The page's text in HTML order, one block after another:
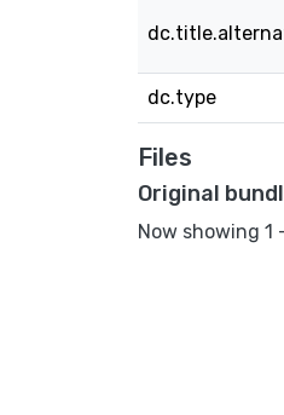
dc.type
Files
Original
Now showing 1